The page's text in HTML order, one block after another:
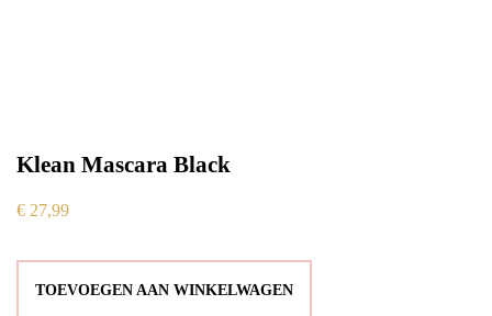
Klean Mascara Black
€ 27,99
TOEVOEGEN AAN WINKELWAGEN